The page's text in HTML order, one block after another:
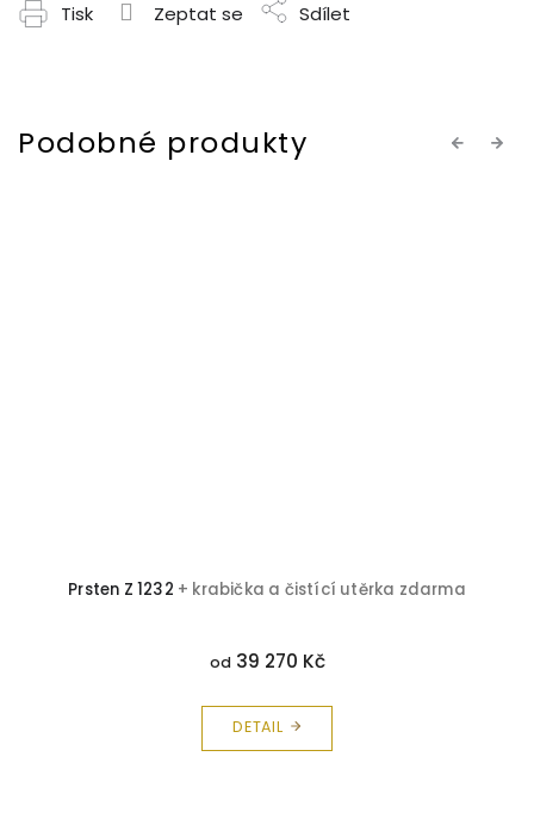
Tisk Zeptat se Sdílet
Previous
Prsten Z 1232 + krabička a čistící utěrka zdarma
od39 270 Kč
DETAIL
Next